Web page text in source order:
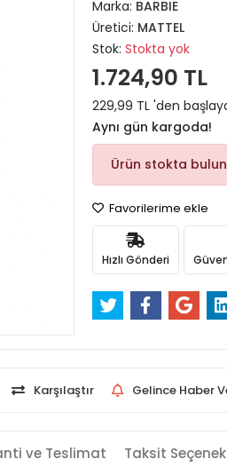
Marka: BARBIE
Üretici: MATTEL
Stok: Stokta yok
1.724,90 TL
229,99 TL 'den
Aynı gün kargoda!
Ürün stokta
Favorilerime ekle
Hızlı Gönderi
Karşılaştır Gelince Haber
ve Teslimat Taksit